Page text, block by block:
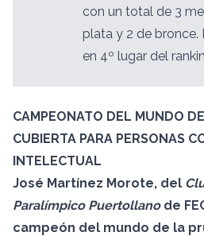
con un total de 3
plata y 2 de bronce.
en 4º lugar del
CAMPEONATO DEL MUNDO
CUBIERTA PARA PERSONAS
INTELECTUAL
José Martínez Morote, del
Paralímpico Puertollanode
campeón del mundo de la